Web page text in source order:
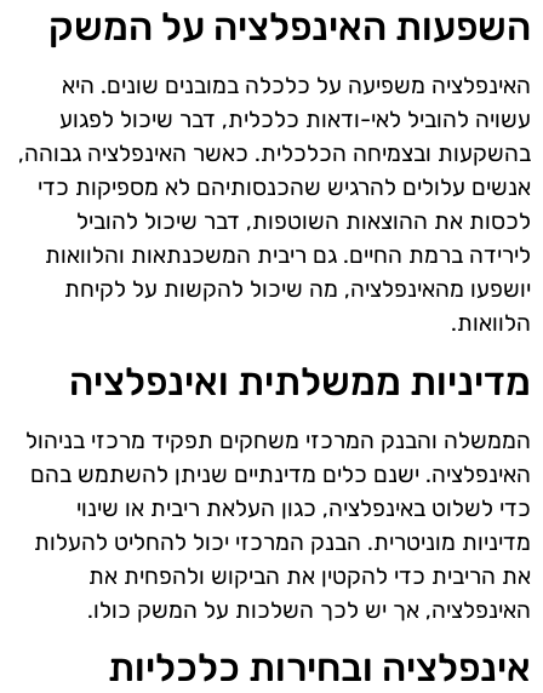
השפעות האינפלציה על המשק
האינפלציה משפיעה על כלכלה במובנים שונים. היא
עשויה להוביל לאי-ודאות כלכלית, דבר שיכול לפגוע
בהשקעות ובצמיחה הכלכלית. כאשר האינפלציה גבוהה,
אנשים עלולים להרגיש שהכנסותיהם לא מספיקות כדי
לכסות את ההוצאות השוטפות, דבר שיכול להוביל
לירידה ברמת החיים. גם ריבית המשכנתאות והלוואות
יושפעו מהאינפלציה, מה שיכול להקשות על לקיחת
הלוואות.
מדיניות ממשלתית ואינפלציה
הממשלה והבנק המרכזי משחקים תפקיד מרכזי בניהול
האינפלציה. ישנם כלים מדינתיים שניתן להשתמש בהם
כדי לשלוט באינפלציה, כגון העלאת ריבית או שינוי
מדיניות מוניטרית. הבנק המרכזי יכול להחליט להעלות
את הריבית כדי להקטין את הביקוש ולהפחית את
האינפלציה, אך יש לכך השלכות על המשק כולו.
אינפלציה ובחירות כלכליות